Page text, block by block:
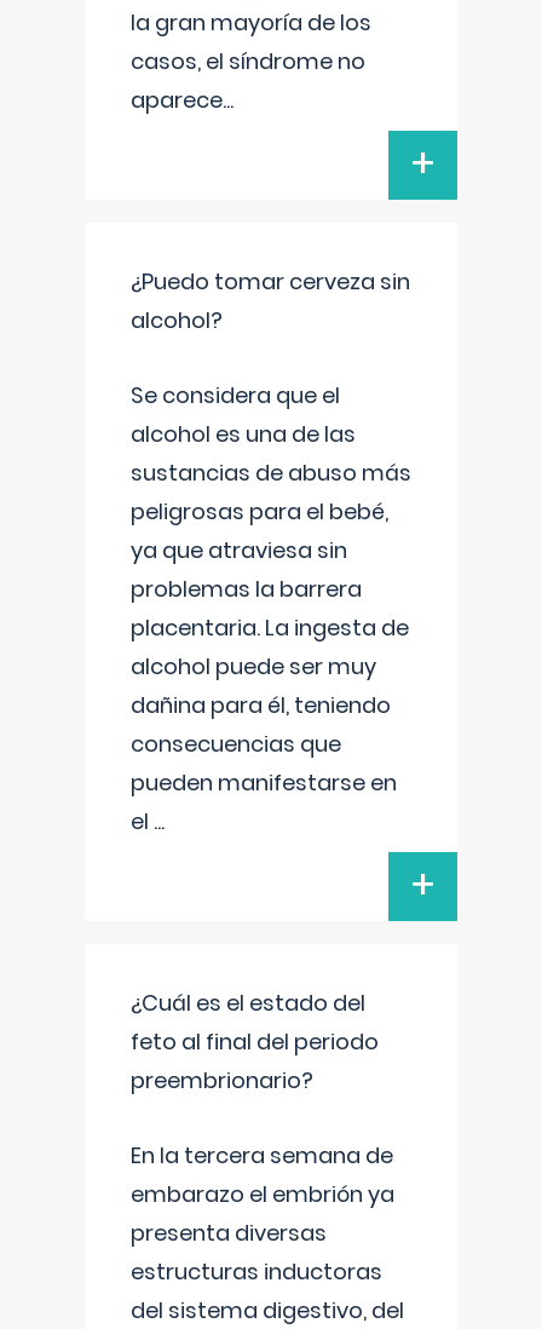
la gran mayoría de los
casos, el síndrome no
aparece...
+
¿Puedo tomar cerveza sin
alcohol?
Se considera que el
alcohol es una de las
sustancias de abuso más
peligrosas para el bebé,
ya que atraviesa sin
problemas la barrera
placentaria. La ingesta de
alcohol puede ser muy
dañina para él, teniendo
consecuencias que
pueden manifestarse en
el ...
+
¿Cuál es el estado del
feto al final del periodo
preembrionario?
En la tercera semana de
embarazo el embrión ya
presenta diversas
estructuras inductoras
del sistema digestivo, del